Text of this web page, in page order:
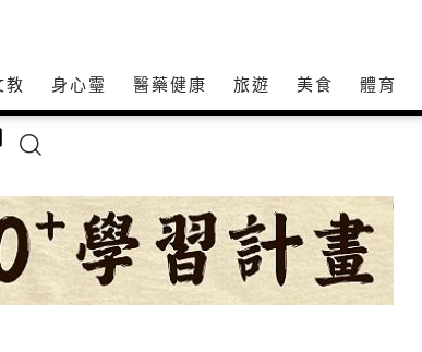
教 身心𩆜 醫藥健康 旅遊 美食 體育